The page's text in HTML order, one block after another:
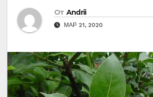
От Andrii
МАР 21, 2020